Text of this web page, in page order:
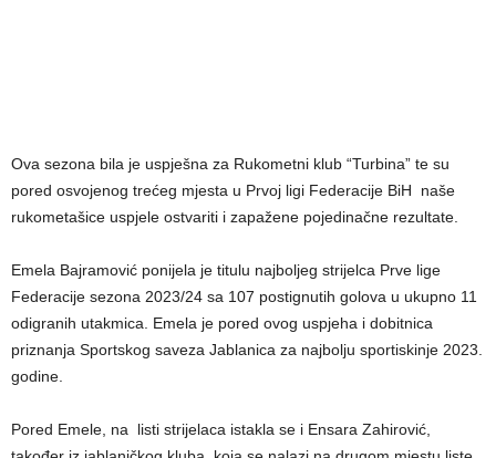
Ova sezona bila je uspješna za Rukometni klub “Turbina” te su
pored osvojenog trećeg mjesta u Prvoj ligi Federacije BiH naše
rukometašice uspjele ostvariti i zapažene pojedinačne rezultate.
Emela Bajramović ponijela je titulu najboljeg strijelca Prve lige
Federacije sezona 2023/24 sa 107 postignutih golova u ukupno 11
odigranih utakmica. Emela je pored ovog uspjeha i dobitnica
priznanja Sportskog saveza Jablanica za najbolju sportiskinje 2023.
godine.
Pored Emele, na listi strijelaca istakla se i Ensara Zahirović,